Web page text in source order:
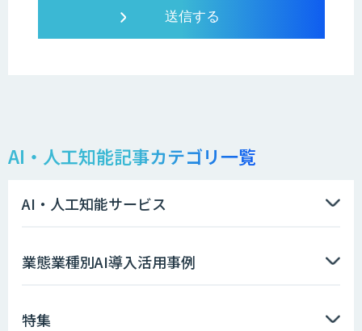
AI・人工知能記事カテゴリ一覧
AI・人工知能サービス
業態業種別AI導入活用事例
特集